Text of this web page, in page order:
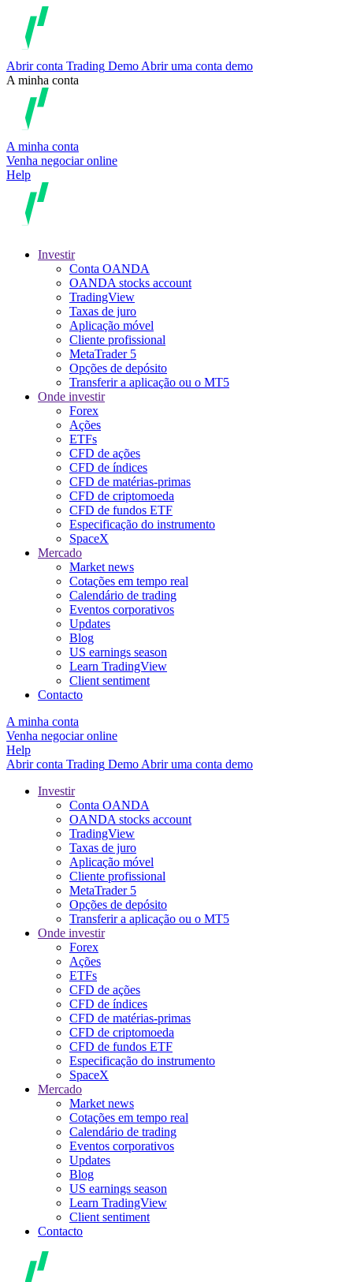
Abrir conta Trading Demo Abrir uma conta demo
A minha conta
A minha conta
Venha negociar online
Help
Investir
Conta OANDA
OANDA stocks account
TradingView
Taxas de juro
Aplicação móvel
Cliente profissional
MetaTrader 5
Opções de depósito
Transferir a aplicação ou o MT5
Onde investir
Forex
Ações
ETFs
CFD de ações
CFD de índices
CFD de matérias-primas
CFD de criptomoeda
CFD de fundos ETF
Especificação do instrumento
SpaceX
Mercado
Market news
Cotações em tempo real
Calendário de trading
Eventos corporativos
Updates
Blog
US earnings season
Learn TradingView
Client sentiment
Contacto
A minha conta
Venha negociar online
Help
Abrir conta Trading Demo Abrir uma conta demo
Investir
Conta OANDA
OANDA stocks account
TradingView
Taxas de juro
Aplicação móvel
Cliente profissional
MetaTrader 5
Opções de depósito
Transferir a aplicação ou o MT5
Onde investir
Forex
Ações
ETFs
CFD de ações
CFD de índices
CFD de matérias-primas
CFD de criptomoeda
CFD de fundos ETF
Especificação do instrumento
SpaceX
Mercado
Market news
Cotações em tempo real
Calendário de trading
Eventos corporativos
Updates
Blog
US earnings season
Learn TradingView
Client sentiment
Contacto